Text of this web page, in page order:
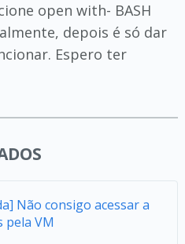
open with- BASH
depois é só dar
Espero ter
Não consigo acessar a
pela VM